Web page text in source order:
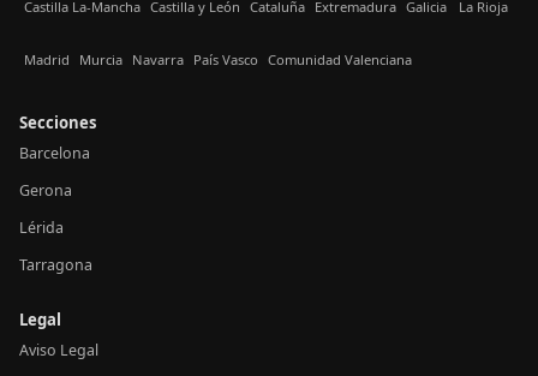
Castilla La-Mancha Castilla y León Cataluña Extremadura Galicia La Rioja
Madrid Murcia Navarra País Vasco Comunidad Valenciana
Secciones
Barcelona
Gerona
Lérida
Tarragona
Legal
Aviso Legal